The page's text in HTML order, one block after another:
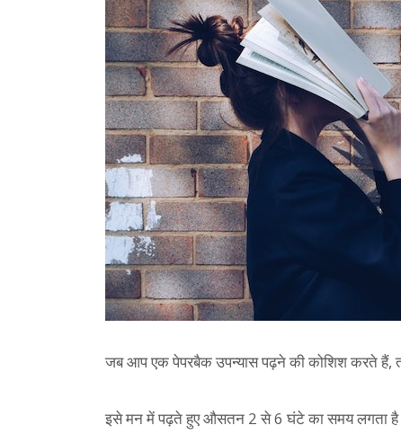
जब आप एक पेपरबैक उपन्यास पढ़ने की कोशिश करते हैं,
इसे मन में पढ़ते हुए औसतन 2 से 6 घंटे का समय लगता